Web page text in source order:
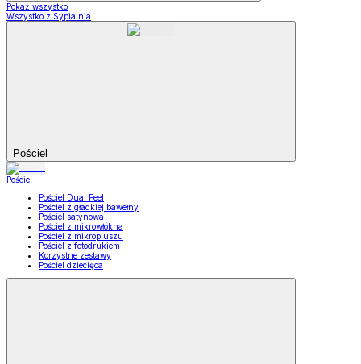
Pokaż wszystko
Wszystko z Sypialnia
Pościel
Pościel
Pościel Dual Feel
Pościel z gładkiej bawełny
Pościel satynowa
Pościel z mikrowłókna
Pościel z mikropluszu
Pościel z fotodrukiem
Korzystne zestawy
Pościel dziecięca